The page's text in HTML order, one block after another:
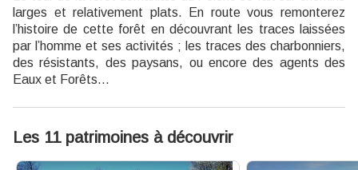
larges et relativement plats. En route vous remonterez
l’histoire de cette forêt en découvrant les traces laissées
par l’homme et ses activités ; les traces des charbonniers,
des résistants, des paysans, ou encore des agents des
Eaux et Forêts…
Les 11 patrimoines à découvrir